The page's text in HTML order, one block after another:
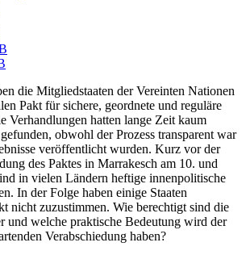
die Mitgliedstaaten der Vereinten Nationen
Pakt für sichere, geordnete und reguläre
Verhandlungen hatten lange Zeit kaum
obwohl der Prozess transparent war
veröffentlicht wurden. Kurz vor der
des Paktes in Marrakesch am 10. und
in vielen Ländern heftige innenpolitische
In der Folge haben einige Staaten
nicht zuzustimmen. Wie berechtigt sind die
und welche praktische Bedeutung wird der
Verabschiedung haben?